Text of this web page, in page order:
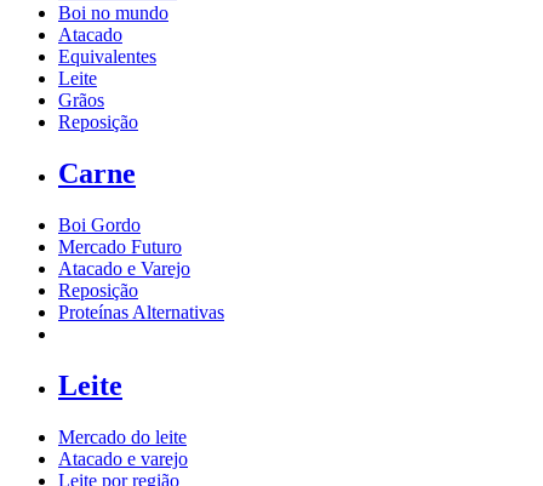
Boi no mundo
Atacado
Equivalentes
Leite
Grãos
Reposição
Carne
Boi Gordo
Mercado Futuro
Atacado e Varejo
Reposição
Proteínas Alternativas
Leite
Mercado do leite
Atacado e varejo
Leite por região